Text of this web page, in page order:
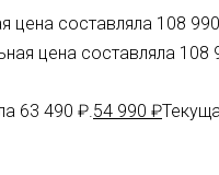
цена составляла 108
цена составляла 108
63 490 ₽. 54 990 ₽